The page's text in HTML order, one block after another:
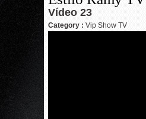
Vídeo 23
Category : Vip Show TV